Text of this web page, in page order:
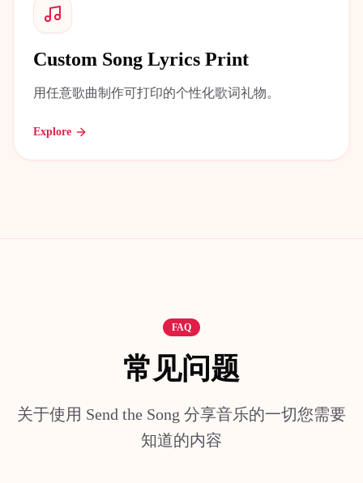
Custom Song Lyrics Print
用任意歌曲制作可打印的个性化歌词礼物。
Explore
FAQ
常见问题
关于使用 Send the Song 分享音乐的一切您需要
知道的内容